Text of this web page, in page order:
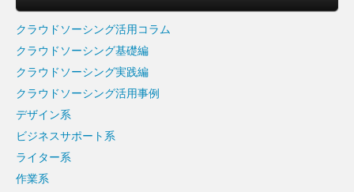
クラウドソーシング活用コラム
クラウドソーシング基礎編
クラウドソーシング実践編
クラウドソーシング活用事例
デザイン系
ビジネスサポート系
ライター系
作業系